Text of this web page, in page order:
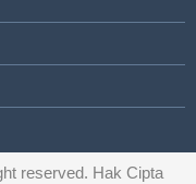
reserved. Hak Cipta